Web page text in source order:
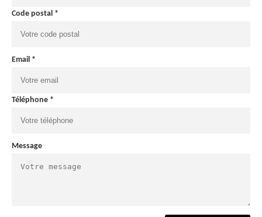
Code postal *
Email *
Téléphone *
Message